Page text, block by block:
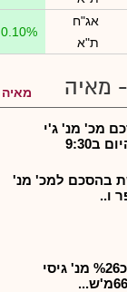
אג"ח
ת"א
0.10%
מאיה מאיה
מכ' מנ' ג'י
ב9:30
בהסכם למכ' מנ'
ו..
ישפר וארינ בהסכם לרכ%26 מנ' גיסי